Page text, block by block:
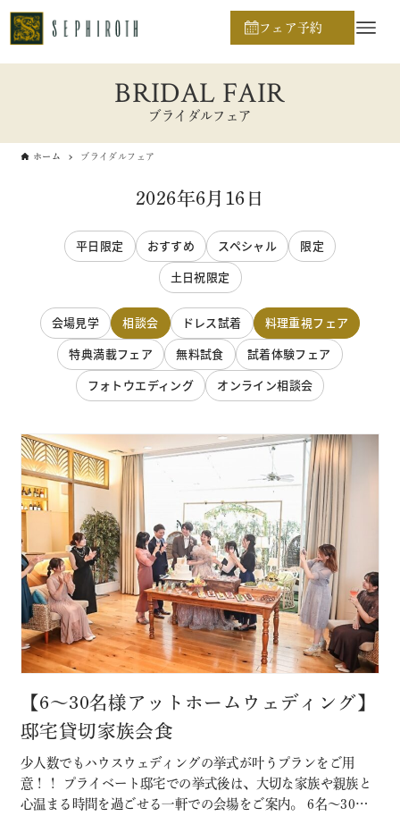
フェア予約
BRIDAL FAIR
ブライダルフェア
ホーム ブライダルフェア
2026年6月16日
平日限定 おすすめ スペシャル
限定
土日祝限定
会場見学 相談会 ドレス試着
料理重視フェア
特典満載フェア
無料試食
試着体験フェア
フォトウエディング
オンライン相談会
【6～30名様アットホームウェディング】
邸宅貸切家族会食
少人数でもハウスウェディングの挙式が叶うプランをご用
意！！ プライベート邸宅での挙式後は、大切な家族や親族と
心温まる時間を過ごせる一軒での会場をご案内。 6名～30名